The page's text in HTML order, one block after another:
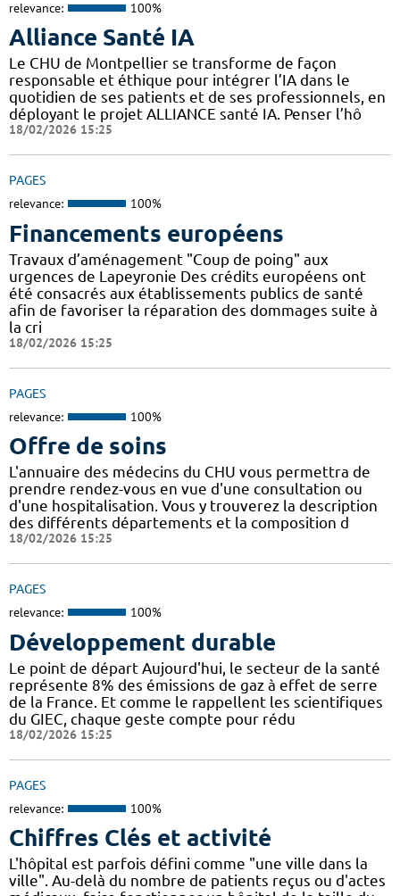
relevance: 100%
Alliance Santé IA
Le CHU de Montpellier se transforme de façon
responsable et éthique pour intégrer l’IA dans le
quotidien de ses patients et de ses professionnels, en
déployant le projet ALLIANCE santé IA. Penser l’hô
18/02/2026 15:25
PAGES
relevance: 100%
Financements européens
Travaux d’aménagement "Coup de poing" aux
urgences de Lapeyronie Des crédits européens ont
été consacrés aux établissements publics de santé
afin de favoriser la réparation des dommages suite à
la cri
18/02/2026 15:25
PAGES
relevance: 100%
Offre de soins
L'annuaire des médecins du CHU vous permettra de
prendre rendez-vous en vue d'une consultation ou
d'une hospitalisation. Vous y trouverez la description
des différents départements et la composition d
18/02/2026 15:25
PAGES
relevance: 100%
Développement durable
Le point de départ Aujourd'hui, le secteur de la santé
représente 8% des émissions de gaz à effet de serre
de la France. Et comme le rappellent les scientifiques
du GIEC, chaque geste compte pour rédu
18/02/2026 15:25
PAGES
relevance: 100%
Chiffres Clés et activité
L'hôpital est parfois défini comme "une ville dans la
ville". Au-delà du nombre de patients reçus ou d'actes